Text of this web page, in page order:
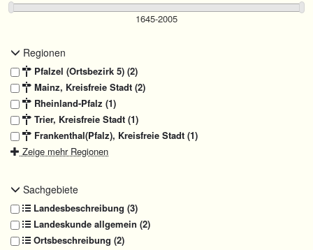
Regionen
Pfalzel (Ortsbezirk 5) (2)
Mainz, Kreisfreie Stadt (2)
Rheinland-Pfalz (1)
Trier, Kreisfreie Stadt (1)
Frankenthal(Pfalz), Kreisfreie Stadt (1)
Zeige mehr Regionen
Sachgebiete
Landesbeschreibung (3)
Landeskunde allgemein (2)
Ortsbeschreibung (2)